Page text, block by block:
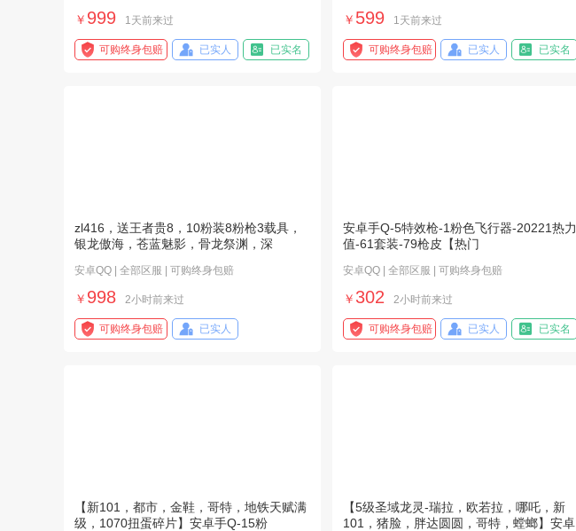
￥ 999 1天前来过
可购终身包赔 已实人 已实名
￥ 599 1天前来过
可购终身包赔 已实人 已实名
zl416，送王者贵8，10粉装8粉枪3载具，
银龙傲海，苍蓝魅影，骨龙祭渊，深
安卓QQ | 全部区服 | 可购终身包赔
￥ 998 2小时前来过
可购终身包赔 已实人
安卓手Q-5特效枪-1粉色飞行器-20221热力
值-61套装-79枪皮【热门
安卓QQ | 全部区服 | 可购终身包赔
￥ 302 2小时前来过
可购终身包赔 已实人 已实名
【新101，都市，金鞋，哥特，地铁天赋满
级，1070扭蛋碎片】安卓手Q-15粉
【5级圣域龙灵-瑞拉，欧若拉，哪吒，新
101，猪脸，胖达圆圆，哥特，螳螂】安卓